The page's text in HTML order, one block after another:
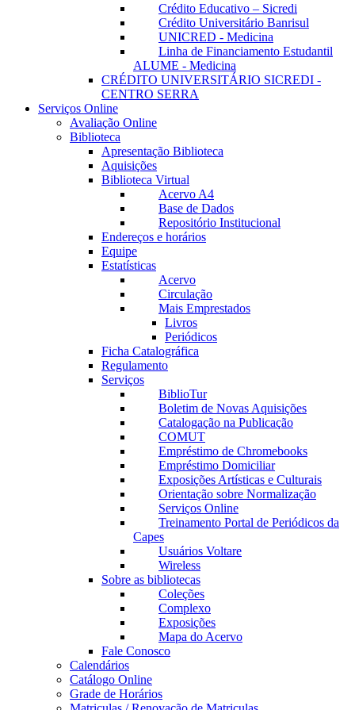
Crédito Educativo – Sicredi
Crédito Universitário Banrisul
UNICRED - Medicina
Linha de Financiamento Estudantil
ALUME - Medicina
CRÉDITO UNIVERSITÁRIO SICREDI -
CENTRO SERRA
Serviços Online
Avaliação Online
Biblioteca
Apresentação Biblioteca
Aquisições
Biblioteca Virtual
Acervo A4
Base de Dados
Repositório Institucional
Endereços e horários
Equipe
Estatísticas
Acervo
Circulação
Mais Emprestados
Livros
Periódicos
Ficha Catalográfica
Regulamento
Serviços
BiblioTur
Boletim de Novas Aquisições
Catalogação na Publicação
COMUT
Empréstimo de Chromebooks
Empréstimo Domiciliar
Exposições Artísticas e Culturais
Orientação sobre Normalização
Serviços Online
Treinamento Portal de Periódicos da
Capes
Usuários Voltare
Wireless
Sobre as bibliotecas
Coleções
Complexo
Exposições
Mapa do Acervo
Fale Conosco
Calendários
Catálogo Online
Grade de Horários